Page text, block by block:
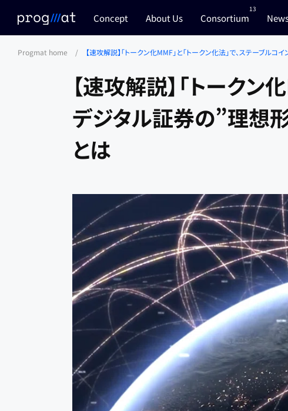
Concept About Us Consortium
13
Progmat home / 【速攻解説】「トークン化MMF」と「トークン化法」で、ステーブ
【速攻解説】「トークン
デジタル証券の”理想
とは